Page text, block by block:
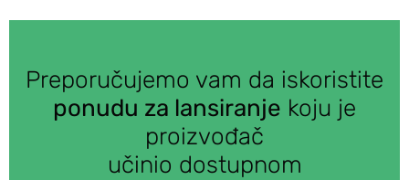
Preporučujemo vam da iskoristite
ponudu za lansiranje koju je
proizvođač
učinio dostupnom